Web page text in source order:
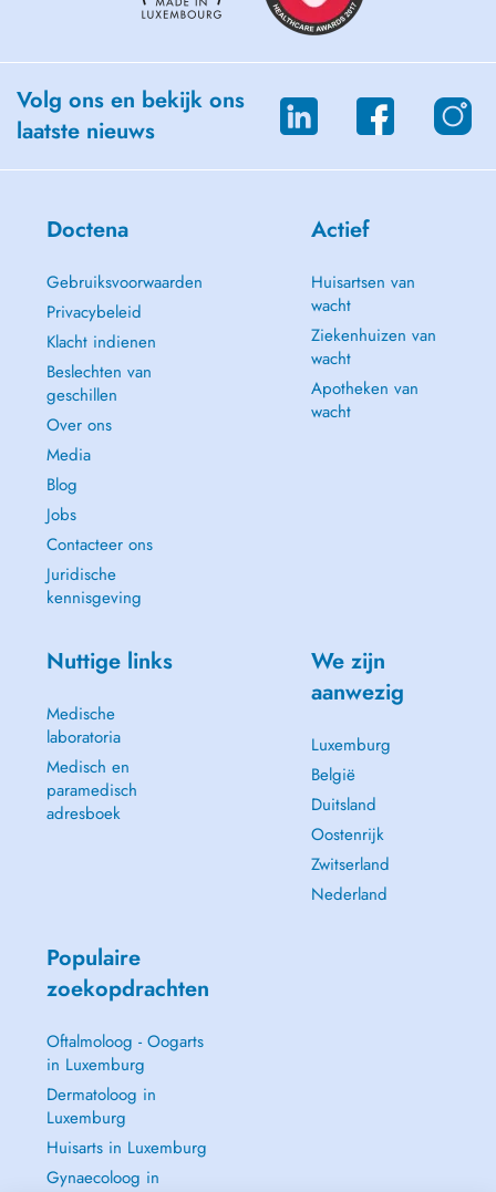
Volg ons en bekijk ons
laatste nieuws
Doctena
Gebruiksvoorwaarden
Privacybeleid
Klacht indienen
Beslechten van
geschillen
Over ons
Media
Blog
Jobs
Contacteer ons
Juridische
kennisgeving
Actief
Huisartsen van
wacht
Ziekenhuizen van
wacht
Apotheken van
wacht
Nuttige links
Medische
laboratoria
Medisch en
paramedisch
adresboek
We zijn
aanwezig
Luxemburg
België
Duitsland
Oostenrijk
Zwitserland
Nederland
Populaire
zoekopdrachten
Oftalmoloog - Oogarts
in Luxemburg
Dermatoloog in
Luxemburg
Huisarts in Luxemburg
Gynaecoloog in